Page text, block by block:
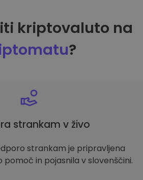
kriptovaluto na
?
strankam v živo
strankam je pripravljena
pomoč in pojasnila v slovenščini.